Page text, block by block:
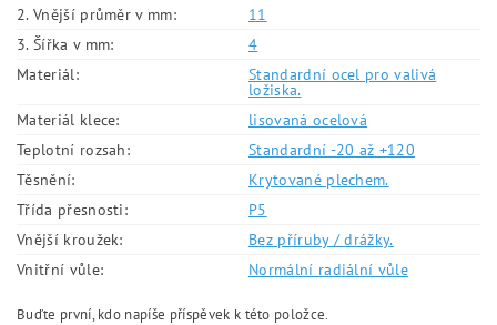
2. Vnější průměr v mm:
11
3. Šířka v mm:
4
Materiál:
Standardní ocel pro valivá
ložiska.
Materiál klece:
lisovaná ocelová
Teplotní rozsah:
Standardní -20 až +120
Těsnění:
Krytované plechem.
Třída přesnosti:
P5
Vnější kroužek:
Bez příruby / drážky.
Vnitřní vůle:
Normální radiální vůle
Buďte první, kdo napíše příspěvek k této položce.